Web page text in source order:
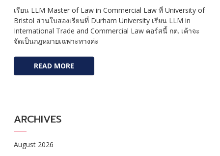
เรียน LLM Master of Law in Commercial Law ที่ University of
Bristol ส่วนใบสองเรียนที่ Durham University เรียน LLM in
International Trade and Commercial Law คอร์สนี้ กต. เค้าจะ
จัดเป็นกฎหมายเฉพาะทางค่ะ
READ MORE
ARCHIVES
August 2026